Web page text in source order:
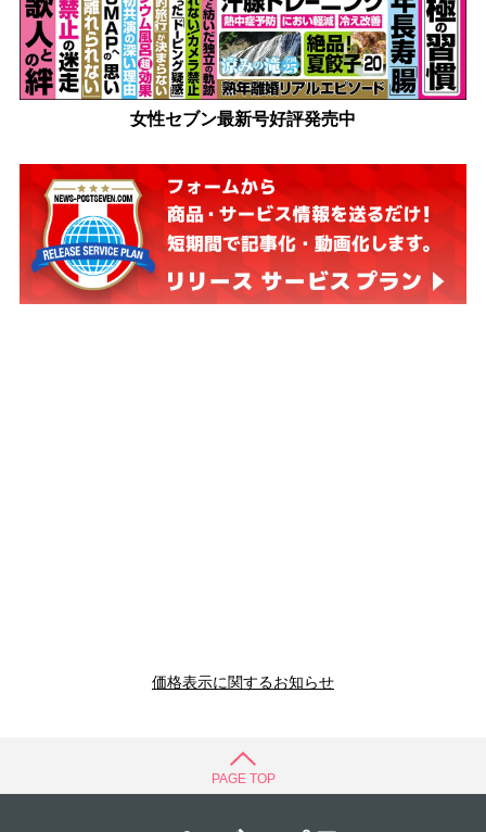
女性セブン最新号好評発売中
価格表示に関するお知らせ
PAGE TOP